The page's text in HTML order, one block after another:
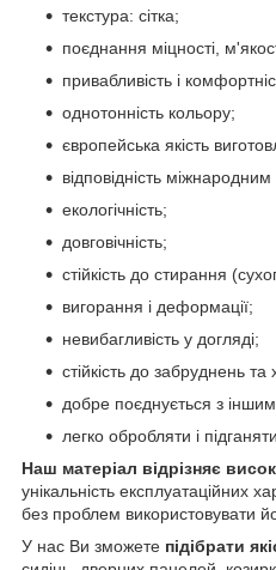
текстура: сітка;
поєднання міцності,
привабливість і
однотонність кольору;
європейська якість
відповідність
екологічність;
довговічність;
стійкість до стирання
вигорання і деформації;
невибагливість у догляді;
стійкість до забруднень та
добре поєднується з
легко обробляти і
Наш матеріал відрізняє
унікальність експлуатаційних
без проблем використовувати
У нас Ви зможете підібрати